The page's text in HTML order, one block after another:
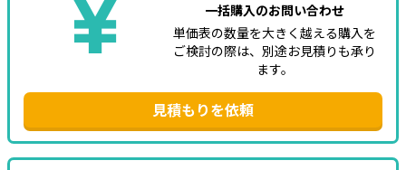
販売終了品
一括購入のお問い合わせ
単価表の数量を大きく越える購入を
ご検討の際は、別途お見積りも承り
ます。
見積もりを依頼